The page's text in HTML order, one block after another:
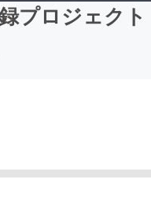
プロジェクト